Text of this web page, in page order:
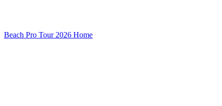
Beach Pro Tour 2026 Home